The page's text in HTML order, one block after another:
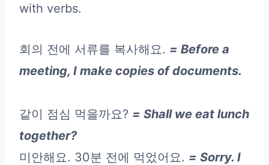
with verbs.
회의 전에 서류를 복사해요. = Before a
meeting, I make copies of documents.
같이 점심 먹을까요? = Shall we eat lunch
together?
미안해요. 30분 전에 먹었어요. = Sorry. I